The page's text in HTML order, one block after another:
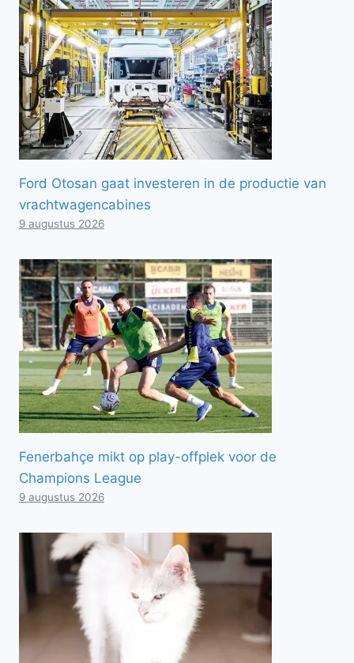
Ford Otosan gaat investeren in de productie van
vrachtwagencabines
9 augustus 2026
Fenerbahçe mikt op play-offplek voor de
Champions League
9 augustus 2026